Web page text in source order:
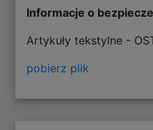
Informacje o
Artykuły tekstylne -
pobierz plik